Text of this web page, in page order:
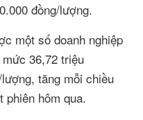
đồng/lượng.
một số doanh nghiệp
36,72 triệu
tăng mỗi chiều
phiên hôm qua.